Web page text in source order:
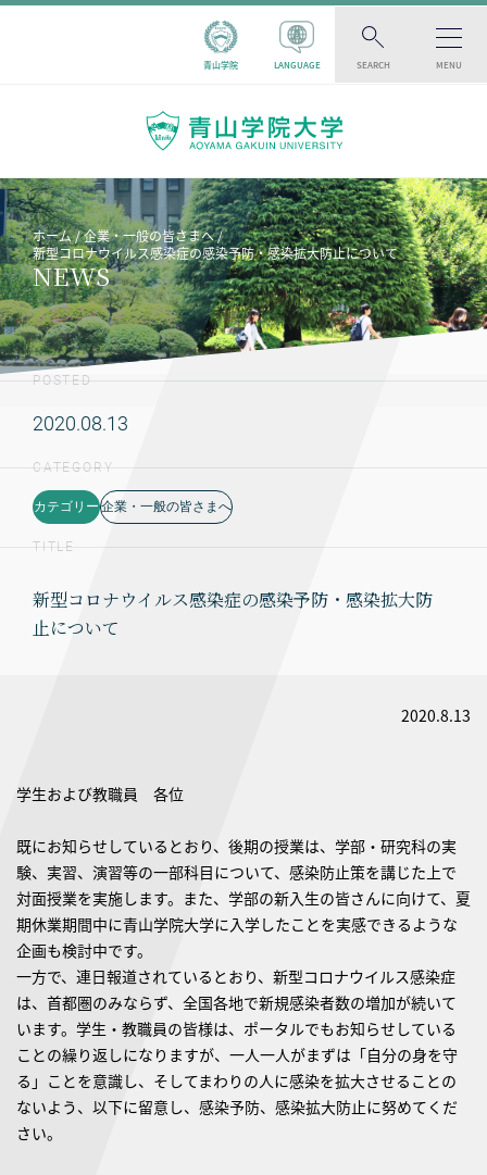
青山学院 LANGUAGE SEARCH MENU
ホーム
企業・一般の皆さまへ
新型コロナウイルス感染症の感染予防・感染拡大防止について
NEWS
POSTED
2020.08.13
CATEGORY
カテゴリー 企業・一般の皆さまへ
TITLE
新型コロナウイルス感染症の感染予防・感染拡大防
止について
2020.8.13
学生および教職員 各位
既にお知らせしているとおり、後期の授業は、学部・研究科の実
験、実習、演習等の一部科目について、感染防止策を講じた上で
対面授業を実施します。また、学部の新入生の皆さんに向けて、夏
期休業期間中に青山学院大学に入学したことを実感できるような
企画も検討中です。
一方で、連日報道されているとおり、新型コロナウイルス感染症
は、首都圏のみならず、全国各地で新規感染者数の増加が続いて
います。学生・教職員の皆様は、ポータルでもお知らせしている
ことの繰り返しになりますが、一人一人がまずは「自分の身を守
る」ことを意識し、そしてまわりの人に感染を拡大させることの
ないよう、以下に留意し、感染予防、感染拡大防止に努めてくだ
さい。